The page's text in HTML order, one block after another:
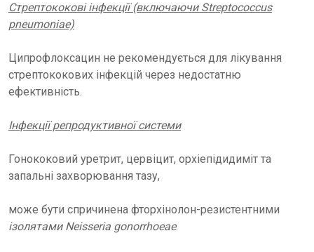
Стрептококові інфекції (включаючи Streptococcus
pneumoniae)
Ципрофлоксацин не рекомендується для лікування
стрептококових інфекцій через недостатню
ефективність.
Інфекції репродуктивної системи
Гонококовий уретрит, цервіцит, орхіепідидиміт та
запальні захворювання тазу,
може бути спричинена фторхінолон-резистентними
ізолятами Neisseria gonorrhoeae.